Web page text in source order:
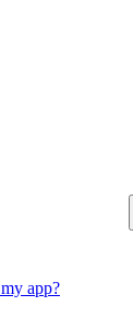
app?